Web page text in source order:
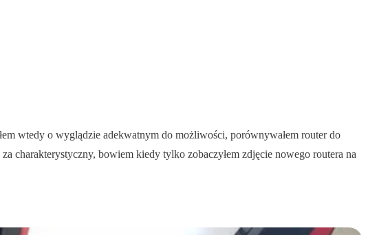
wtedy o wyglądzie adekwatnym do możliwości, porównywałem router do
charakterystyczny, bowiem kiedy tylko zobaczyłem zdjęcie nowego routera na